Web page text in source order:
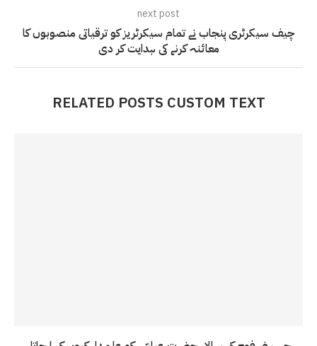
next post
چیف سیکرٹری پنجاب نے تمام سیکرٹریز کو ترقیاتی منصوبوں کا
معائنہ کرنے کی ہدایت کر دی
RELATED POSTS CUSTOM TEXT